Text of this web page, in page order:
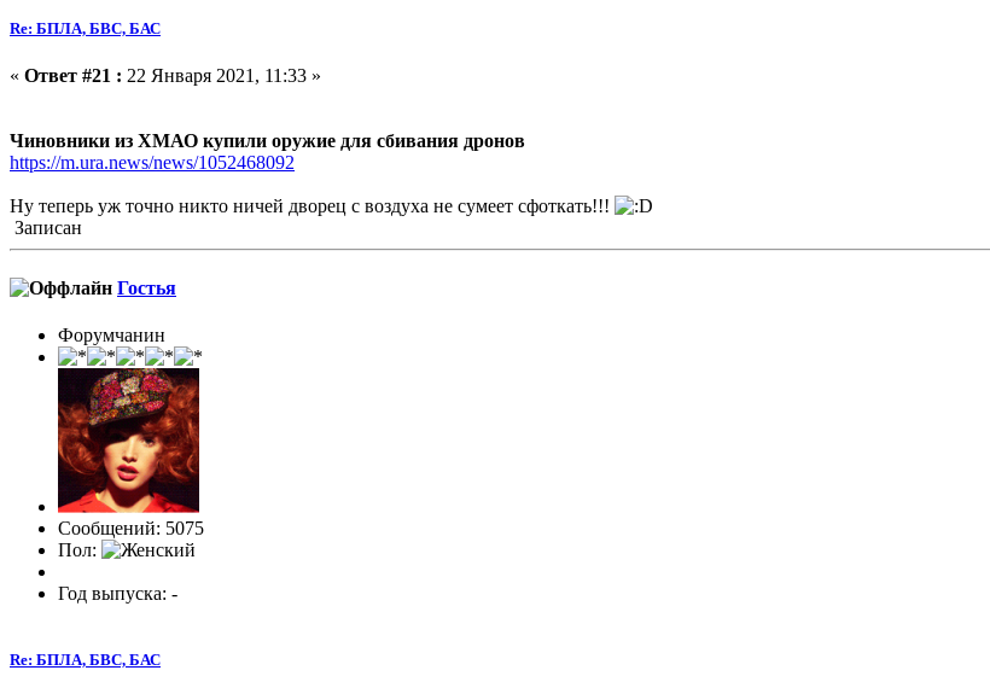
Re: БПЛА, БВС, БАС
« Ответ #21 : 22 Января 2021, 11:33 »
Чиновники из ХМАО купили оружие для сбивания дронов
https://m.ura.news/news/1052468092
Ну теперь уж точно никто ничей дворец с воздуха не сумеет сфоткать!!!
Записан
Гостья
Форумчанин
Сообщений: 5075
Пол:
Год выпуска: -
Re: БПЛА, БВС, БАС